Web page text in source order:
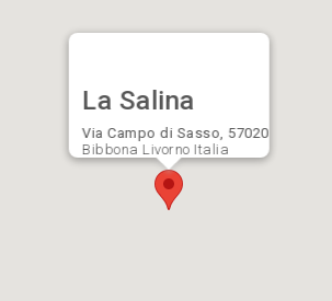
La Salina
Via Campo di Sasso, 57020
Bibbona Livorno Italia